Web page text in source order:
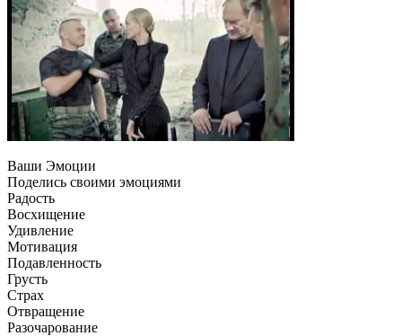
Ваши Эмоции
Поделись своими эмоциями
Радость
Восхищение
Удивление
Мотивация
Подавленность
Грусть
Страх
Отвращение
Разочарование